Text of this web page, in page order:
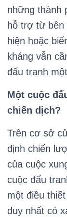
những thành
hỗ trợ từ bên
hiện hoặc
kháng vẫn
đấu tranh
Một cuộc
chiến dịch?
Trên cơ sở
định chiến
của cuộc
cuộc đấu
một điều
duy nhất có